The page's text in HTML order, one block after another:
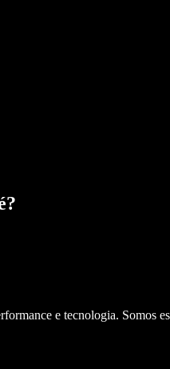
?
e tecnologia. Somos